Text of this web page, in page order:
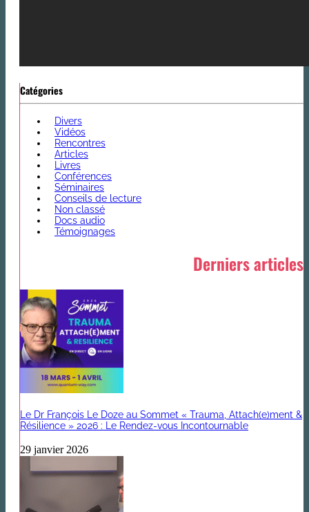
Catégories
Divers
Vidéos
Rencontres
Articles
Livres
Conférences
Séminaires
Conseils de lecture
Non classé
Docs audio
Témoignages
Derniers articles
Le Dr François Le Doze au Sommet « Trauma, Attach(e)ment &
Résilience » 2026 : Le Rendez-vous Incontournable
29 janvier 2026